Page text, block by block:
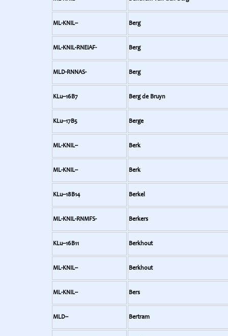
ML-KNIL-- Berg
ML-KNIL-RNEIAF- Berg
MLD-RNNAS- Berg
KLu--16B7 Berg de Bruyn
KLu--17B5 Berge
ML-KNIL-- Berk
ML-KNIL-- Berk
KLu--18B14 Berkel
ML-KNIL-RNMFS- Berkers
KLu--16B11 Berkhout
ML-KNIL-- Berkhout
ML-KNIL-- Bers
MLD-- Bertram